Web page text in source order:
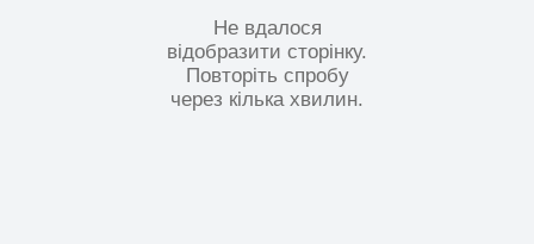
Не вдалося
відобразити сторінку.
Повторіть спробу
через кілька хвилин.